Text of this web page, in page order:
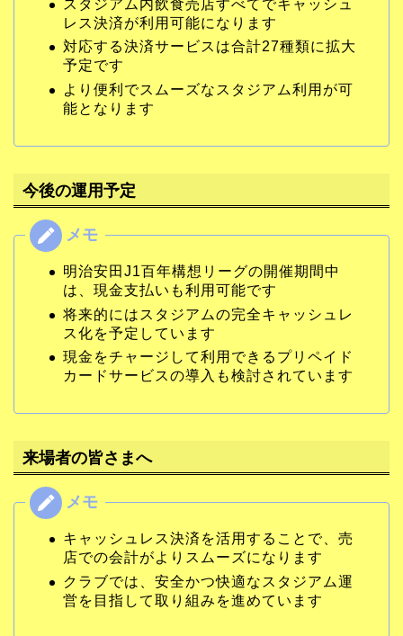
スタジアム内飲食売店すべてでキャッシュ
レス決済が利用可能になります
対応する決済サービスは合計27種類に拡大
予定です
より便利でスムーズなスタジアム利用が可
能となります
今後の運用予定
明治安田J1百年構想リーグの開催期間中
は、現金支払いも利用可能です
将来的にはスタジアムの完全キャッシュレ
ス化を予定しています
現金をチャージして利用できるプリペイド
カードサービスの導入も検討されています
来場者の皆さまへ
キャッシュレス決済を活用することで、売
店での会計がよりスムーズになります
クラブでは、安全かつ快適なスタジアム運
営を目指して取り組みを進めています